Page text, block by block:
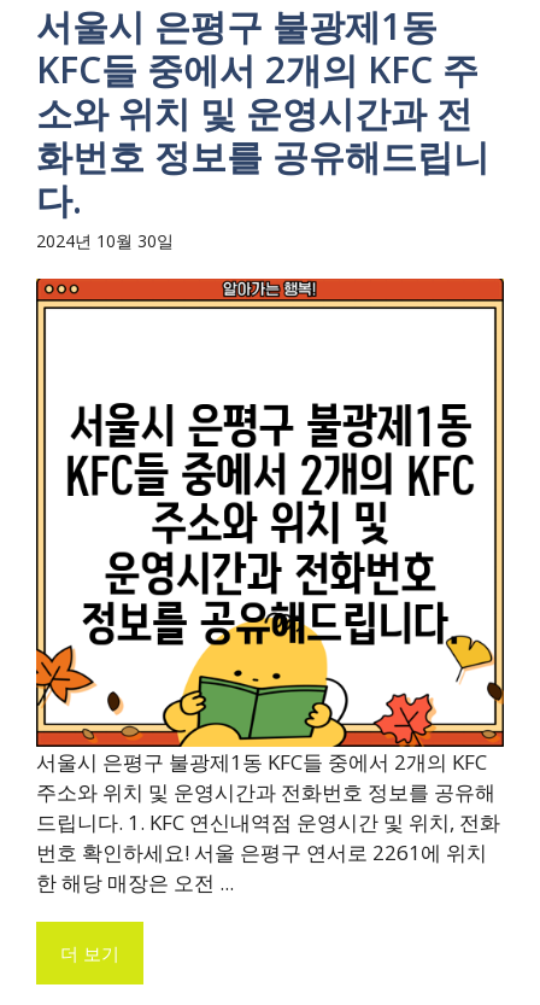
서울시 은평구 불광제1동
KFC들 중에서 2개의 KFC 주
소와 위치 및 운영시간과 전
화번호 정보를 공유해드립니
다.
2024년 10월 30일
서울시 은평구 불광제1동 KFC들 중에서 2개의 KFC
주소와 위치 및 운영시간과 전화번호 정보를 공유해
드립니다. 1. KFC 연신내역점 운영시간 및 위치, 전화
번호 확인하세요! 서울 은평구 연서로 2261에 위치
한 해당 매장은 오전 ...
더 보기